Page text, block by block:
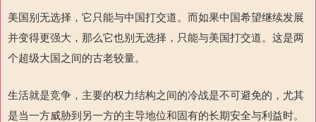
美国别无选择，它只能与中国打交道。而如果中国希望继续发展
并变得更强大，那么它也别无选择，只能与美国打交道。这是两
个超级大国之间的古老较量。
生活就是竞争，主要的权力结构之间的冷战是不可避免的，尤其
是当一方威胁到另一方的主导地位和固有的长期安全与利益时。